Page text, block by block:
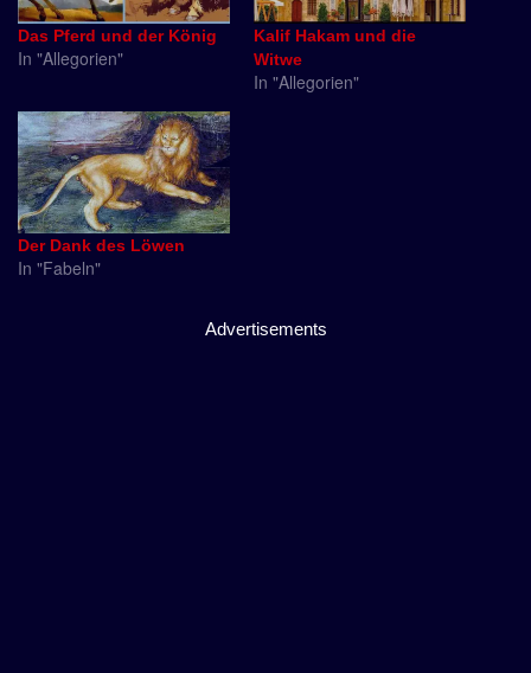
Das Pferd und der König
In "Allegorien"
Kalif Hakam und die
Witwe
In "Allegorien"
Der Dank des Löwen
In "Fabeln"
Advertisements